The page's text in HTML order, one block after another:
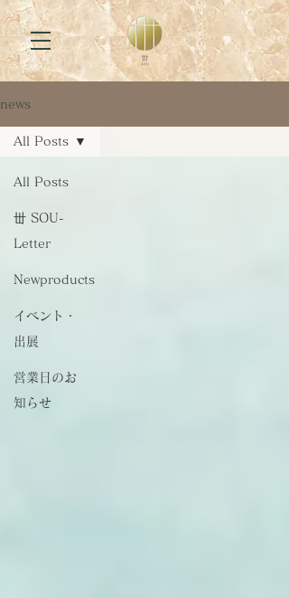
news
All Posts
丗 SOU-
Letter
Newproducts
イベント・
出展
営業日のお
知らせ
All Posts